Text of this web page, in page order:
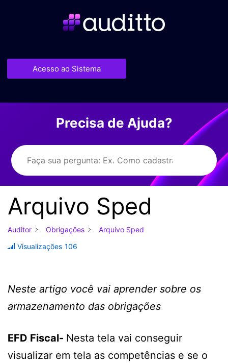
Acesso ao Sistema
Precisa de Ajuda?
Arquivo Sped
Auditor Obrigações
Arquivo Sped
Visualizações 106
Neste artigo você vai aprender sobre os
armazenamento das obrigações
EFD Fiscal- Nesta tela vai conseguir
visualizar em tela as competências e se o